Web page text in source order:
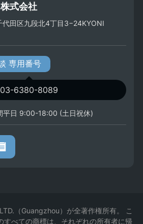
式会社
田区九段北4丁目3−24KYONI
専用番号
03-6380-8089
平日 9:00-18:00 (土日祝休)
（Guangzhou）が全著作権所有。 こ
すべての商標は、それぞれの所有者に帰